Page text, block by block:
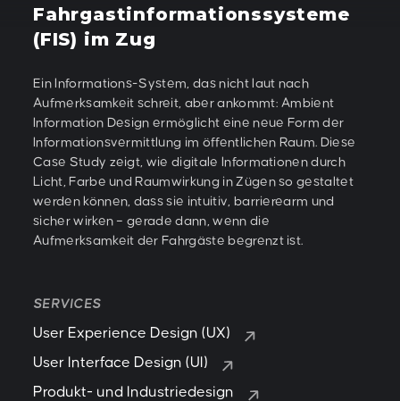
Fahrgastinformationssysteme
(FIS) im Zug
Ein Informations-System, das nicht laut nach
Aufmerksamkeit schreit, aber ankommt: Ambient
Information Design ermöglicht eine neue Form der
Informationsvermittlung im öffentlichen Raum. Diese
Case Study zeigt, wie digitale Informationen durch
Licht, Farbe und Raumwirkung in Zügen so gestaltet
werden können, dass sie intuitiv, barrierearm und
sicher wirken – gerade dann, wenn die
Aufmerksamkeit der Fahrgäste begrenzt ist.
SERVICES
User Experience Design (UX)
User Interface Design (UI)
Produkt- und Industriedesign